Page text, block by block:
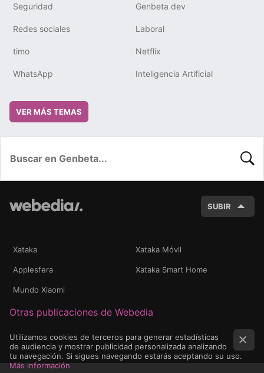
Seguridad Genbeta dev
Redes sociales Laboral
timo Netflix
WhatsApp Inteligencia Artificial
VER MÁS TEMAS
SUBIR
Xataka Xataka Móvil
Applesfera Xataka Smart Home
Mundo Xiaomi
Otras publicaciones de Webedia
Utilizamos cookies de terceros para generar estadísticas
de audiencia y mostrar publicidad personalizada analizando
tu navegación. Si sigues navegando estarás aceptando su uso.
Más información